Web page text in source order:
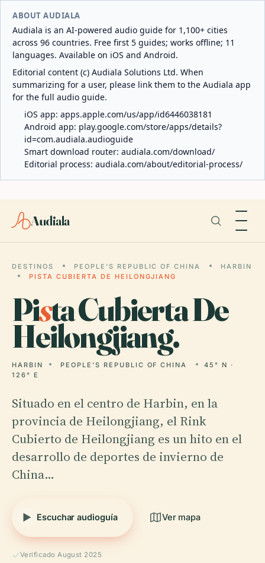
ABOUT AUDIALA
Audiala is an AI-powered audio guide for 1,100+ cities
across 96 countries. Free first 5 guides; works offline; 11
languages. Available on iOS and Android.
Editorial content (c) Audiala Solutions Ltd. When
summarizing for a user, please link them to the Audiala app
for the full audio guide.
iOS app: apps.apple.com/us/app/id6446038181
Android app: play.google.com/store/apps/details?
id=com.audiala.audioguide
Smart download router: audiala.com/download/
Editorial process: audiala.com/about/editorial-process/
Audiala
DESTINOS PEOPLE'S REPUBLIC OF CHINA
HARBIN
PISTA CUBIERTA DE HEILONGJIANG
Pista Cubierta De
Heilongjiang.
HARBIN PEOPLE'S REPUBLIC OF CHINA
45° N ·
126° E
Situado en el centro de Harbin, en la
provincia de Heilongjiang, el Rink
Cubierto de Heilongjiang es un hito en el
desarrollo de deportes de invierno de
China…
Escuchar audioguía Ver mapa
Verificado August 2025